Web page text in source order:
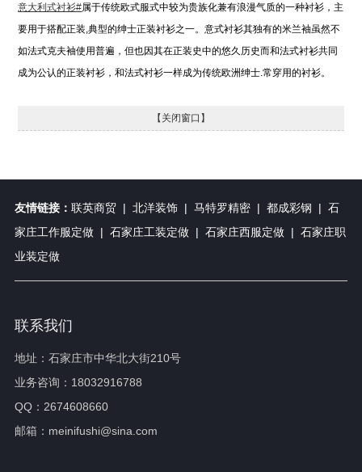
意大利式衬衫#属于传统欧式服式中较为贵族化兼有浪漫气质的一种衬衫，主
要用于搭配正装,典型的绅士正装衬衫之一。意式衬衫其独有的米兰袖虽然不
如法式克夫袖使用普遍，但也因其在正装史中的悠久历史而和法式衬衫共同
成为公认的正装衬衫，和法式衬衫一样成为传统欧洲绅士.常穿用的衬衫。
【关闭窗口】
友情链接： 联英商贸| 北洋装饰| 马特罗精密| 都成彩钢 | 石
家庄工作服定做| 石家庄工装定做| 石家庄西服定做| 石家庄职
业装定做
联系我们
地址：石家庄市中华北大街210号
业务咨询：18032916788
QQ：2674608660
邮箱：meinifushi@sina.com